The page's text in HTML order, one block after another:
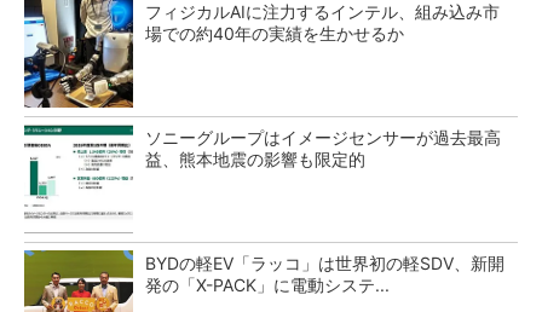
フィジカルAIに注力するインテル、組み込み市
場での約40年の実績を生かせるか
ソニーグループはイメージセンサーが過去最高
益、熊本地震の影響も限定的
BYDの軽EV「ラッコ」は世界初の軽SDV、新開
発の「X-PACK」に電動システ...